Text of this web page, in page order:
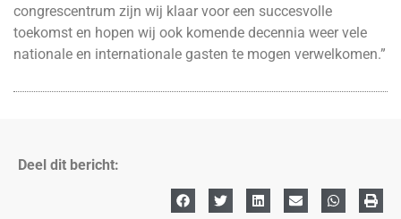
congrescentrum zijn wij klaar voor een succesvolle
toekomst en hopen wij ook komende decennia weer vele
nationale en internationale gasten te mogen verwelkomen.”
Deel dit bericht: